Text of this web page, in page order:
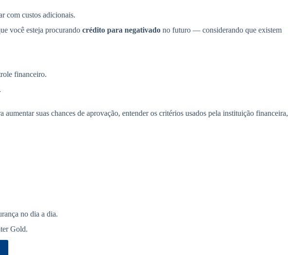
com custos adicionais.
você esteja procurando crédito para negativado no futuro — considerando que existem
financeiro.
aumentar suas chances de aprovação, entender os critérios usados pela instituição financeira,
no dia a dia.
Gold.